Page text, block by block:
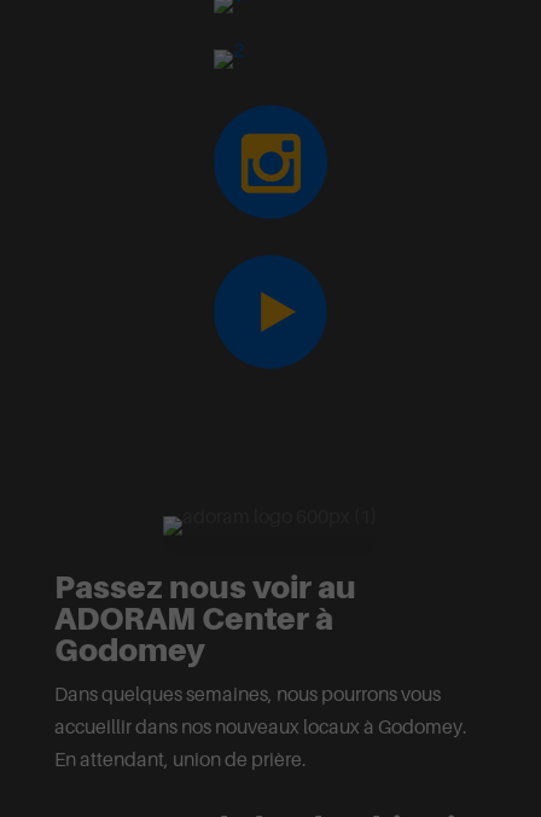
Passez nous voir au
ADORAM Center à
Godomey
Dans quelques semaines, nous pourrons vous
accueillir dans nos nouveaux locaux à Godomey.
En attendant, union de prière.